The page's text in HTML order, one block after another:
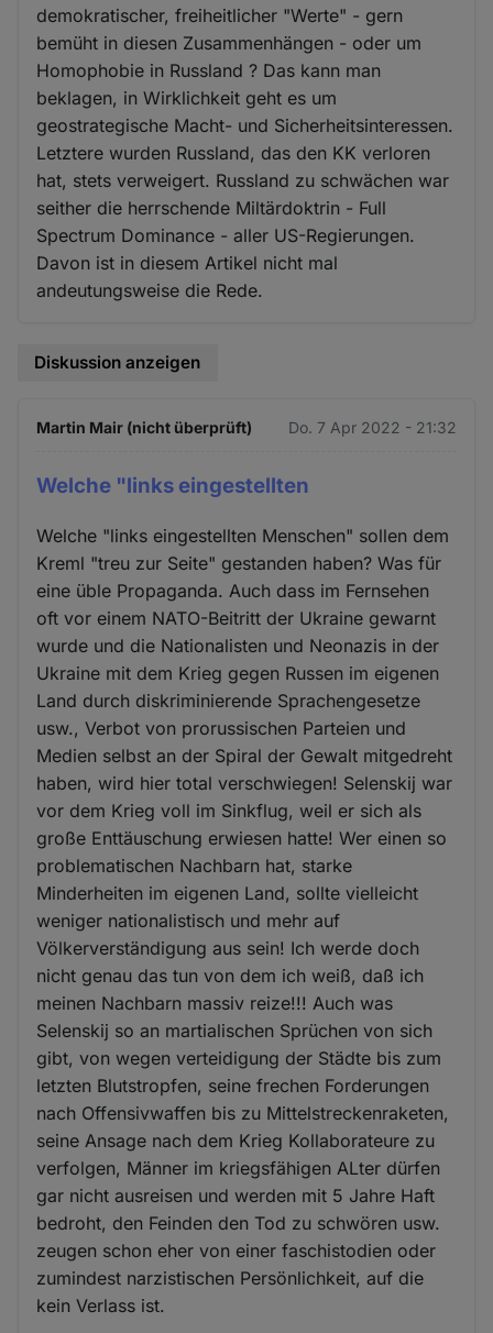
demokratischer, freiheitlicher "Werte" - gern
bemüht in diesen Zusammenhängen - oder um
Homophobie in Russland ? Das kann man
beklagen, in Wirklichkeit geht es um
geostrategische Macht- und Sicherheitsinteressen.
Letztere wurden Russland, das den KK verloren
hat, stets verweigert. Russland zu schwächen war
seither die herrschende Miltärdoktrin - Full
Spectrum Dominance - aller US-Regierungen.
Davon ist in diesem Artikel nicht mal
andeutungsweise die Rede.
Diskussion anzeigen
Martin Mair (nicht überprüft) Do. 7 Apr 2022 - 21:32
Welche "links eingestellten
Welche "links eingestellten Menschen" sollen dem
Kreml "treu zur Seite" gestanden haben? Was für
eine üble Propaganda. Auch dass im Fernsehen
oft vor einem NATO-Beitritt der Ukraine gewarnt
wurde und die Nationalisten und Neonazis in der
Ukraine mit dem Krieg gegen Russen im eigenen
Land durch diskriminierende Sprachengesetze
usw., Verbot von prorussischen Parteien und
Medien selbst an der Spiral der Gewalt mitgedreht
haben, wird hier total verschwiegen! Selenskij war
vor dem Krieg voll im Sinkflug, weil er sich als
große Enttäuschung erwiesen hatte! Wer einen so
problematischen Nachbarn hat, starke
Minderheiten im eigenen Land, sollte vielleicht
weniger nationalistisch und mehr auf
Völkerverständigung aus sein! Ich werde doch
nicht genau das tun von dem ich weiß, daß ich
meinen Nachbarn massiv reize!!! Auch was
Selenskij so an martialischen Sprüchen von sich
gibt, von wegen verteidigung der Städte bis zum
letzten Blutstropfen, seine frechen Forderungen
nach Offensivwaffen bis zu Mittelstreckenraketen,
seine Ansage nach dem Krieg Kollaborateure zu
verfolgen, Männer im kriegsfähigen ALter dürfen
gar nicht ausreisen und werden mit 5 Jahre Haft
bedroht, den Feinden den Tod zu schwören usw.
zeugen schon eher von einer faschistodien oder
zumindest narzistischen Persönlichkeit, auf die
kein Verlass ist.